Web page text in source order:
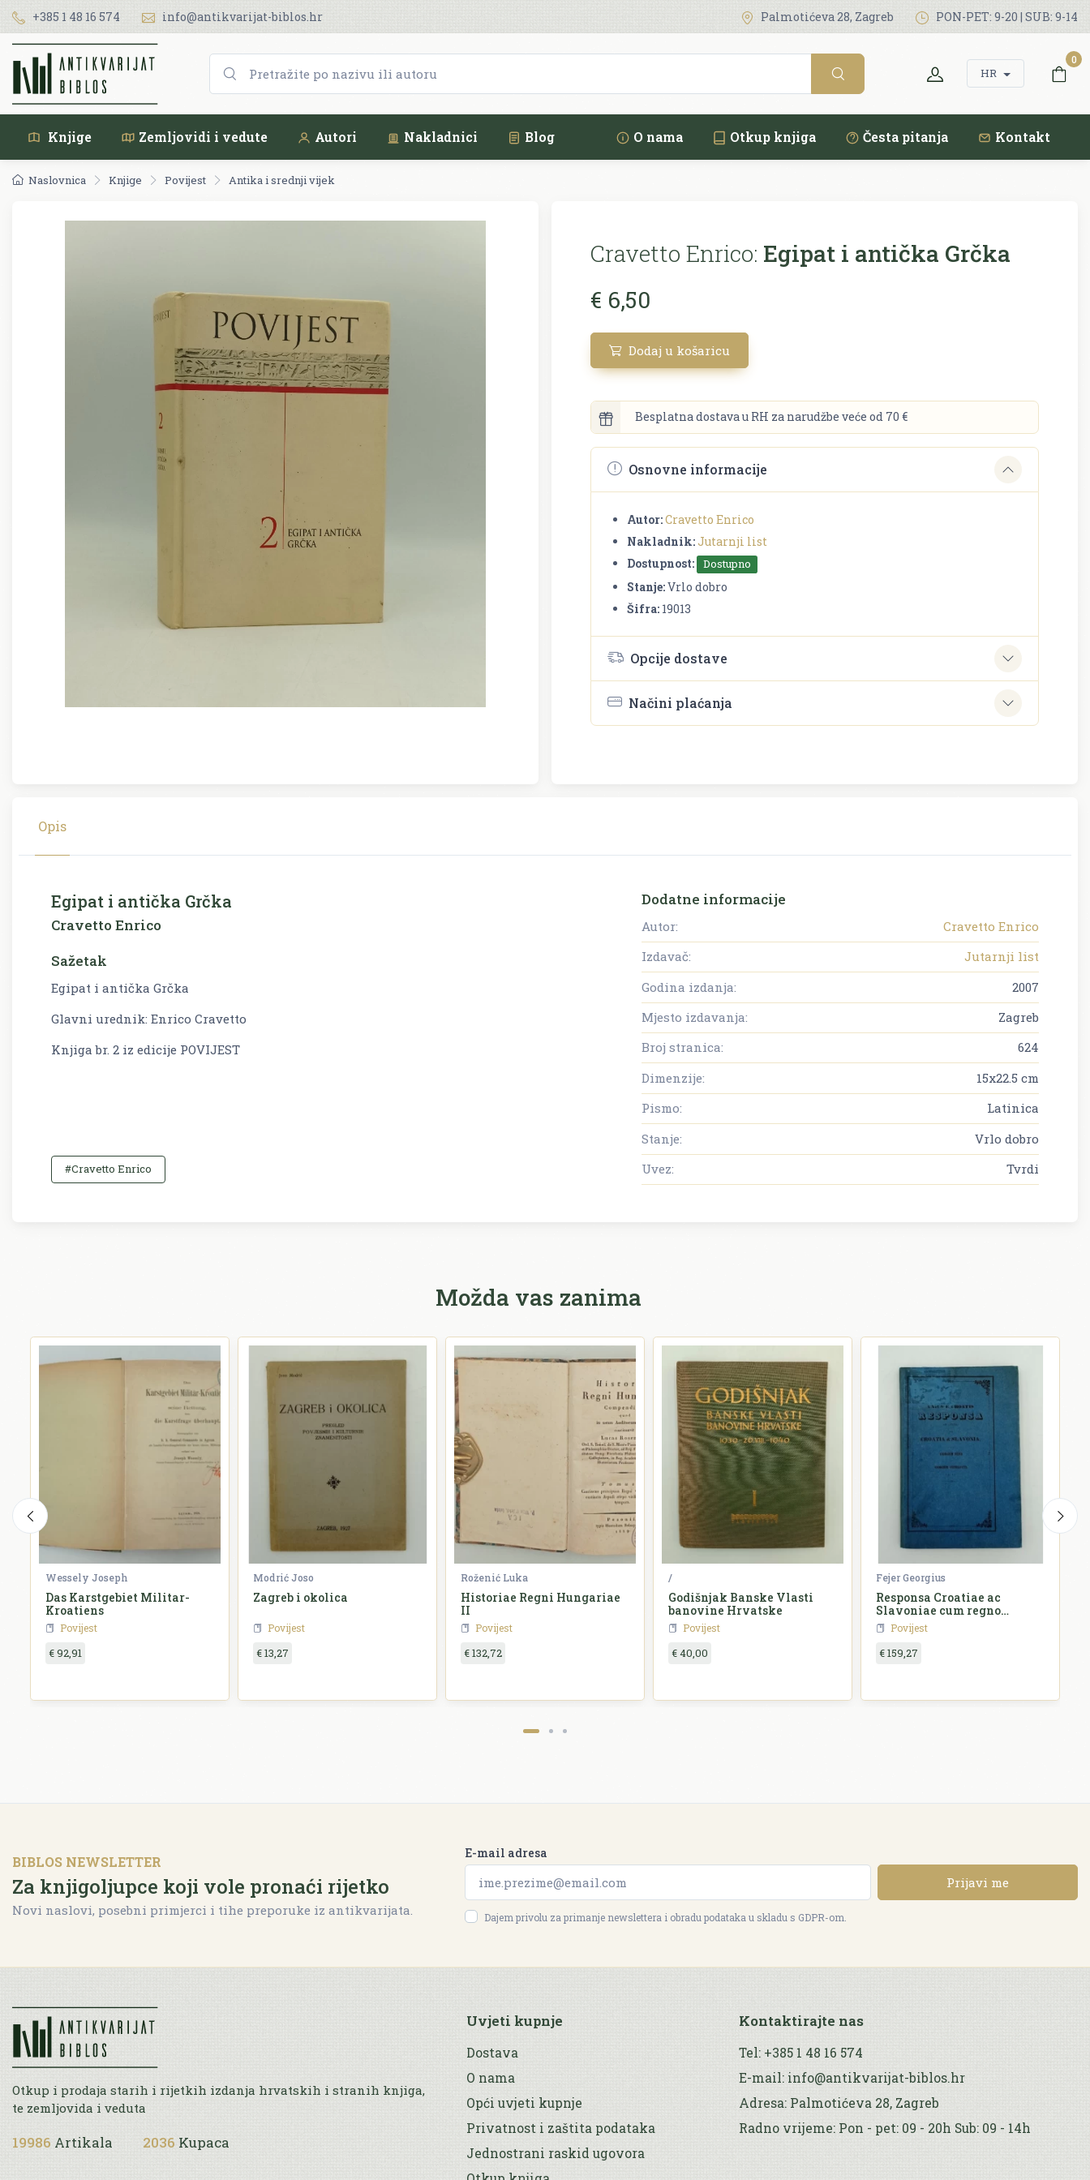
+385 1 48 16 574 info@antikvarijat-biblos.hr Palmotićeva 28, Zagreb PON-PET: 9-20 | SUB: 9-14
HR
0
Knjige Zemljovidi i vedute Autori Nakladnici Blog O nama Otkup knjiga Česta pitanja Kontakt
Naslovnica Knjige Povijest Antika i srednji vijek
Cravetto Enrico: Egipat i antička Grčka
€ 6,50
Dodaj u košaricu
Besplatna dostava u RH za narudžbe veće od 70 €
Osnovne informacije
Autor:Cravetto Enrico
Nakladnik:Jutarnji list
Dostupnost:
Dostupno
Stanje:Vrlo dobro
Šifra: 19013
Opcije dostave
Načini plaćanja
Opis
Egipat i antička Grčka
Cravetto Enrico
Sažetak
Egipat i antička Grčka
Glavni urednik: Enrico Cravetto
Knjiga br. 2 iz edicije POVIJEST
#Cravetto Enrico
Dodatne informacije
Autor:
Cravetto Enrico
Izdavač:
Jutarnji list
Godina izdanja:
2007
Mjesto izdavanja:
Zagreb
Broj stranica:
624
Dimenzije:
15x22.5 cm
Pismo:
Latinica
Stanje:
Vrlo dobro
Uvez:
Tvrdi
Možda vas zanima
Wessely Joseph
Das Karstgebiet Militar-
Kroatiens
Povijest
€ 92,91
Modrić Joso
Zagreb i okolica
Povijest
€ 13,27
Roženić Luka
Historiae Regni Hungariae
II
Povijest
€ 132,72
/
Godišnjak Banske Vlasti
banovine Hrvatske
Povijest
€ 40,00
Fejer Georgius
Responsa Croatiae ac
Slavoniae cum regno
Hungariae
Povijest
€ 159,27
BIBLOS NEWSLETTER
Za knjigoljupce koji vole pronaći rijetko
Novi naslovi, posebni primjerci i tihe preporuke iz antikvarijata.
E-mail adresa
Prijavi me
Dajem privolu za primanje newslettera i obradu podataka u skladu s GDPR-om.
Otkup i prodaja starih i rijetkih izdanja hrvatskih i stranih knjiga,
te zemljovida i veduta
19986 Artikala 2036 Kupaca
Uvjeti kupnje
Dostava
O nama
Opći uvjeti kupnje
Privatnost i zaštita podataka
Jednostrani raskid ugovora
Kontaktirajte nas
Tel: +385 1 48 16 574
E-mail: info@antikvarijat-biblos.hr
Adresa: Palmotićeva 28, Zagreb
Radno vrijeme: Pon - pet: 09 - 20h Sub: 09 - 14h